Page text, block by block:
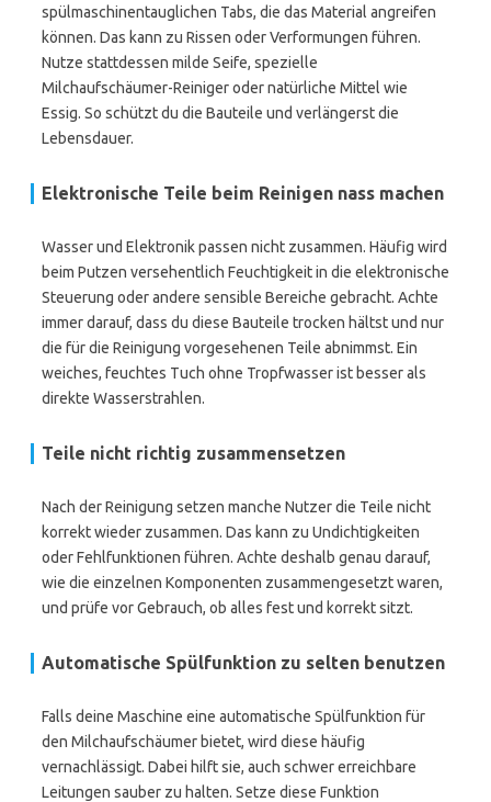
spülmaschinentauglichen Tabs, die das Material angreifen
können. Das kann zu Rissen oder Verformungen führen.
Nutze stattdessen milde Seife, spezielle
Milchaufschäumer-Reiniger oder natürliche Mittel wie
Essig. So schützt du die Bauteile und verlängerst die
Lebensdauer.
Elektronische Teile beim Reinigen nass machen
Wasser und Elektronik passen nicht zusammen. Häufig wird
beim Putzen versehentlich Feuchtigkeit in die elektronische
Steuerung oder andere sensible Bereiche gebracht. Achte
immer darauf, dass du diese Bauteile trocken hältst und nur
die für die Reinigung vorgesehenen Teile abnimmst. Ein
weiches, feuchtes Tuch ohne Tropfwasser ist besser als
direkte Wasserstrahlen.
Teile nicht richtig zusammensetzen
Nach der Reinigung setzen manche Nutzer die Teile nicht
korrekt wieder zusammen. Das kann zu Undichtigkeiten
oder Fehlfunktionen führen. Achte deshalb genau darauf,
wie die einzelnen Komponenten zusammengesetzt waren,
und prüfe vor Gebrauch, ob alles fest und korrekt sitzt.
Automatische Spülfunktion zu selten benutzen
Falls deine Maschine eine automatische Spülfunktion für
den Milchaufschäumer bietet, wird diese häufig
vernachlässigt. Dabei hilft sie, auch schwer erreichbare
Leitungen sauber zu halten. Setze diese Funktion